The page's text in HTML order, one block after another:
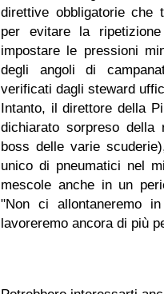
direttive obbligatorie che
per evitare la
impostare le pressioni
degli angoli di
verificati dagli steward
Intanto, il direttore della
dichiarato sorpreso della
boss delle varie
unico di pneumatici nel
mescole anche in un
"Non ci allontaneremo
lavoreremo ancora di più